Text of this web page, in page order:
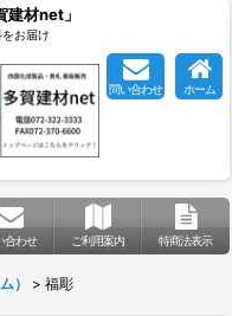
建材net」
お届け
問い合わせ ホーム
合わせ ご利用案内 特商法表示
） > 福彫